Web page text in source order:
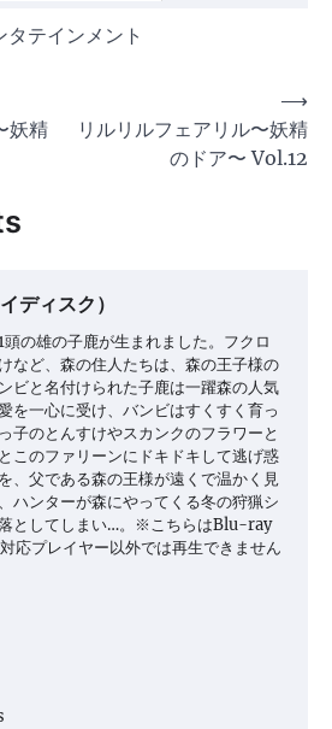
タテインメント
妖精
リルリルフェアリル〜妖精
のドア〜 Vol.12
⟶
ディスク）
の雄の子鹿が生まれました。フクロ
など、森の住人たちは、森の王子様の
ビと名付けられた子鹿は一躍森の人気
を一心に受け、バンビはすくすく育っ
子のとんすけやスカンクのフラワーと
このファリーンにドキドキして逃げ惑
、父である森の王様が遠くで温かく見
ハンターが森にやってくる冬の狩猟シ
としてしまい…。※こちらはBlu-ray
応プレイヤー以外では再生できません